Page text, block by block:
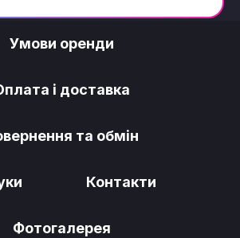
Умови оренди
і доставка
та обмін
Контакти
Фотогалерея